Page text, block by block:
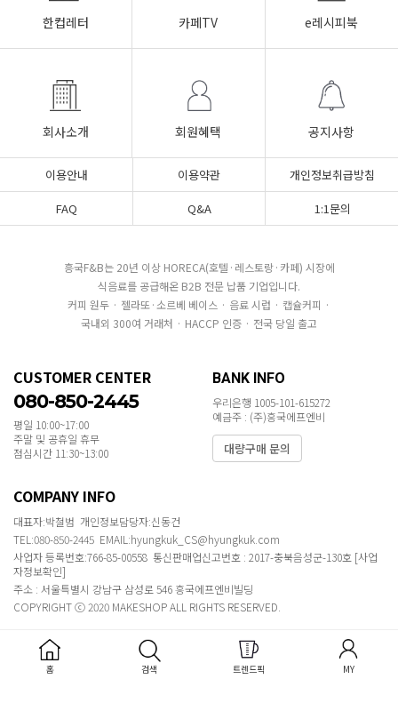
한컵레터 카페TV e레시피북
회사소개 회원혜택 공지사항
이용안내 이용약관
개인정보취급방침
FAQ
Q&A 1:1문의
흥국F&B는 20년 이상 HORECA(호텔·레스토랑·카페) 시장에
식음료를 공급해온 B2B 전문 납품 기업입니다.
커피 원두 · 젤라또·소르베 베이스 · 음료 시럽 · 캡슐커피 ·
국내외 300여 거래처 · HACCP 인증 · 전국 당일 출고
CUSTOMER CENTER
080-850-2445
평일 10:00~17:00
주말 및 공휴일 휴무
점심시간 11:30~13:00
BANK INFO
우리은행 1005-101-615272
예금주 : (주)흥국에프엔비
대량구매 문의
COMPANY INFO
대표자:박철범 개인정보담당자:신동건
TEL:080-850-2445 EMAIL:hyungkuk_CS@hyungkuk.com
사업자 등록번호:766-85-00558 통신판매업신고번호 : 2017-충북음성군-130호 [사업
자정보확인]
주소 : 서울특별시 강남구 삼성로 546 흥국에프엔비빌딩
COPYRIGHT ⓒ 2020 MAKESHOP ALL RIGHTS RESERVED.
홈 검색 트렌드픽 MY